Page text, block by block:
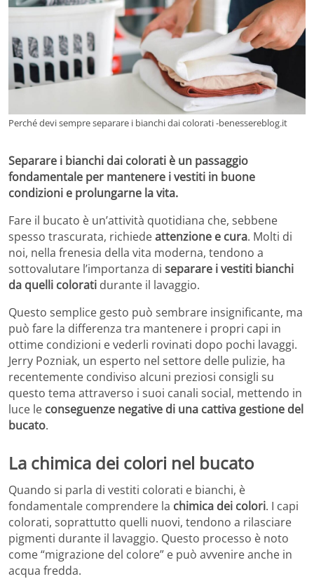
Perché devi sempre separare i bianchi dai colorati -benessereblog.it
Separare i bianchi dai colorati è un passaggio
fondamentale per mantenere i vestiti in buone
condizioni e prolungarne la vita.
Fare il bucato è un’attività quotidiana che, sebbene
spesso trascurata, richiedeattenzione e cura. Molti di
noi, nella frenesia della vita moderna, tendono a
sottovalutare l’importanza di separare i vestiti bianchi
da quelli colorati durante il lavaggio.
Questo semplice gesto può sembrare insignificante, ma
può fare la differenza tra mantenere i propri capi in
ottime condizioni e vederli rovinati dopo pochi lavaggi.
Jerry Pozniak, un esperto nel settore delle pulizie, ha
recentemente condiviso alcuni preziosi consigli su
questo tema attraverso i suoi canali social, mettendo in
luce le conseguenze negative di una cattiva gestione del
bucato.
La chimica dei colori nel bucato
Quando si parla di vestiti colorati e bianchi, è
fondamentale comprendere la chimica dei colori. I capi
colorati, soprattutto quelli nuovi, tendono a rilasciare
pigmenti durante il lavaggio. Questo processo è noto
come “migrazione del colore” e può avvenire anche in
acqua fredda.